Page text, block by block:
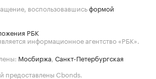
воспользовавшисьформой
РБК
информационное агентство «РБК».
Мосбиржа, Санкт-Петербургская
предоставлены Cbonds.